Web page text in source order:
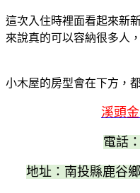
這次入住時裡面看起來新
來說真的可以容納很多人
小木屋的房型會在下方，
溪頭
電話
地址：南投縣鹿谷